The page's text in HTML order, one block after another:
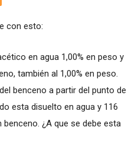
con esto:
en agua 1,00% en peso y
también al 1,00% en peso.
benceno a partir del punto de
esta disuelto en agua y 116
¿A que se debe esta